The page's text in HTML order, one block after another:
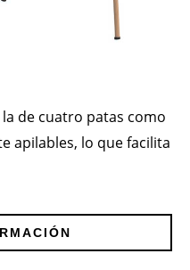
la de cuatro patas como
apilables, lo que facilita